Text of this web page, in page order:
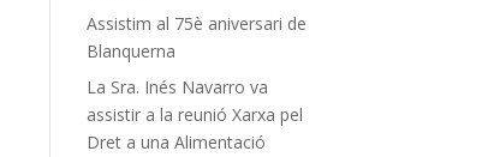
Assistim al 75è aniversari de
Blanquerna
La Sra. Inés Navarro va
assistir a la reunió Xarxa pel
Dret a una Alimentació